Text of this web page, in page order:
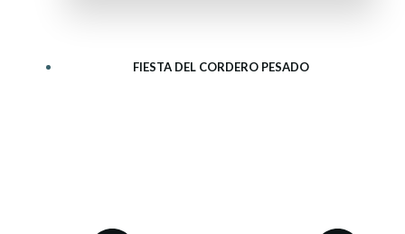
FIESTA DEL CORDERO PESADO